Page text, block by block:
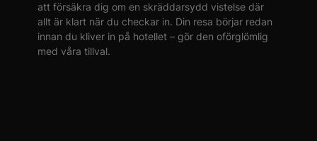
att försäkra dig om en skräddarsydd vistelse där
allt är klart när du checkar in. Din resa börjar redan
innan du kliver in på hotellet – gör den oförglömlig
med våra tillval.